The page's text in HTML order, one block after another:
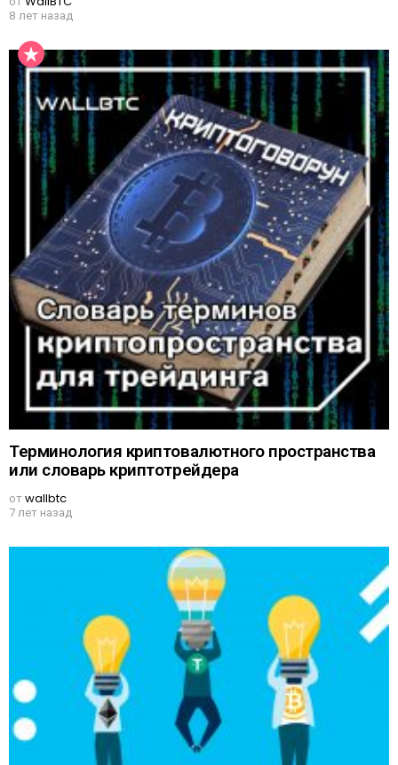
8 лет назад
Терминология криптовалютного пространства
или словарь криптотрейдера
отwallbtc
7 лет назад